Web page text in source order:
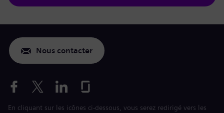
Nous contacter
En cliquant sur les icônes ci-dessous, vous serez redirigé vers les